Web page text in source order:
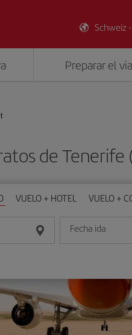
Schweiz -
Preparar el
de Tenerife
VUELO + HOTEL VUELO +
Fecha ida
Introduce la fecha